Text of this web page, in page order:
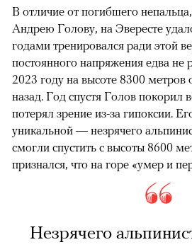
В отличие от погибшего
Андрею Голову, на Эвересте
годами тренировался ради этой
постоянного напряжения едва
2023 году на высоте 8300 метров
назад. Год спустя Голов покорил
потерял зрение из-за гипоксии.
уникальной — незрячего
смогли спустить с высоты 8600
признался, что на горе «умер и
Незрячего